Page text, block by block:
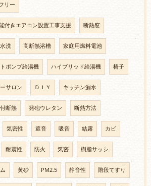
リー
付きエアコン設置工事支援 断熱窓
洗 高断熱浴槽 家庭用燃料電池
ポンプ給湯機 ハイブリッド給湯機 椅子
サロン ＤＩＹ キッチン漏水
断熱 発砲ウレタン 断熱方法
気密性 遮音 吸音 結露 カビ
耐震性 防火 気密 樹脂サッシ
黄砂 PM2.5 静音性 階段てすり